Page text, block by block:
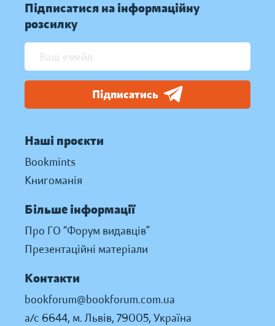
Підписатися на інформаційну
розсилку
Підписатись
Наші проєкти
Bookmints
Книгоманія
Більше інформації
Про ГО “Форум видавців”
Презентаційні матеріали
Контакти
bookforum@bookforum.com.ua
а/с 6644, м. Львів, 79005, Україна